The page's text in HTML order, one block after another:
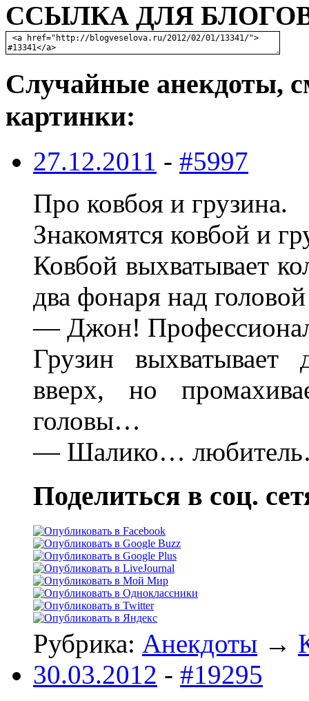
ССЫЛКА ДЛЯ БЛОГОВ
Случайные анекдоты,
картинки:
27.12.2011 - #5997
Про ковбоя и грузина.
Знакомятся ковбой и
Ковбой выхватывает
два фонаря над головой
— Джон!
Грузин выхватывает
вверх, но
головы…
— Шалико…
Поделиться в соц.
Рубрика: Анекдоты →
30.03.2012 - #19295